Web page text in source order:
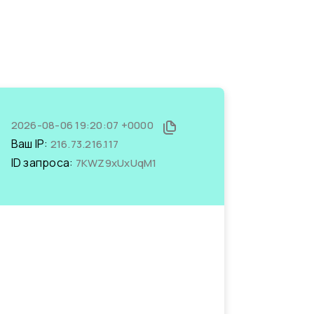
2026-08-06 19:20:07 +0000
Ваш IP: 216.73.216.117
ID запроса: 7KWZ9xUxUqM1